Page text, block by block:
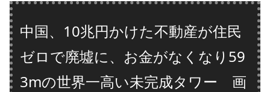
中国、10兆円かけた不動産が住民
ゼロで廃墟に、お金がなくなり59
3mの世界一高い未完成タワー 画